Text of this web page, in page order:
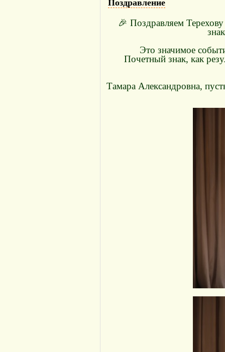
Поздравление
🎉 Поздравляем
Это значимое
Почетный знак, как
Тамара Александровна,